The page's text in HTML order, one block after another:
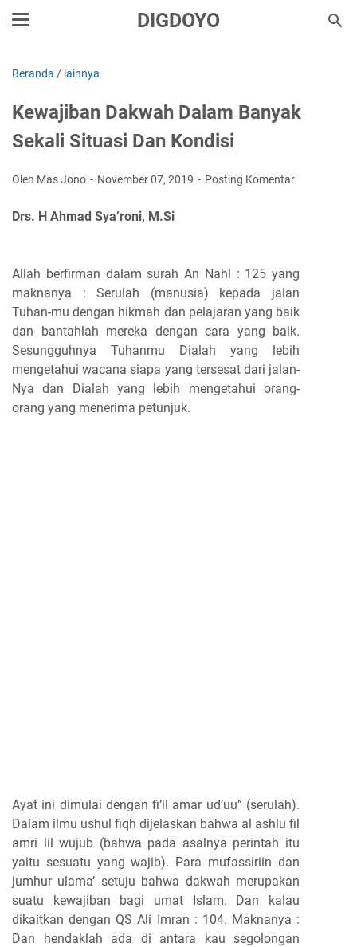
DIGDOYO
Beranda / lainnya
Kewajiban Dakwah Dalam Banyak
Sekali Situasi Dan Kondisi
Oleh Mas Jono November 07, 2019 Posting Komentar
Drs. H Ahmad Sya’roni, M.Si
Allah berfirman dalam surah An Nahl : 125 yang
maknanya : Serulah (manusia) kepada jalan
Tuhan-mu dengan hikmah dan pelajaran yang baik
dan bantahlah mereka dengan cara yang baik.
Sesungguhnya Tuhanmu Dialah yang lebih
mengetahui wacana siapa yang tersesat dari jalan-
Nya dan Dialah yang lebih mengetahui orang-
orang yang menerima petunjuk.
Ayat ini dimulai dengan fi’il amar ud’uu” (serulah).
Dalam ilmu ushul fiqh dijelaskan bahwa al ashlu fil
amri lil wujub (bahwa pada asalnya perintah itu
yaitu sesuatu yang wajib). Para mufassiriin dan
jumhur ulama’ setuju bahwa dakwah merupakan
suatu kewajiban bagi umat Islam. Dan kalau
dikaitkan dengan QS Ali Imran : 104. Maknanya :
Dan hendaklah ada di antara kau segolongan